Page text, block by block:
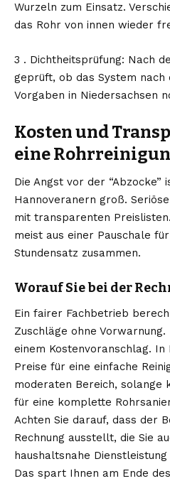
Wurzeln zum Einsatz.
das Rohr von innen wieder
3 . Dichtheitsprüfung: Nach
geprüft, ob das System nach
Vorgaben in Niedersachsen
Kosten und
eine
Die Angst vor der “Abzocke”
Hannoveranern groß.
mit transparenten
meist aus einer Pauschale
Stundensatz zusammen.
Worauf Sie bei der
Ein fairer Fachbetrieb
Zuschläge ohne
einem Kostenvoranschlag. In
Preise für eine einfache
moderaten Bereich, solange
für eine komplette
Achten Sie darauf, dass der
Rechnung ausstellt, die Sie
haushaltsnahe
Das spart Ihnen am Ende